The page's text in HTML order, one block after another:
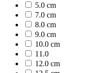
5.0 cm
7.0 cm
8.0 cm
9.0 cm
10.0 cm
11.0
12.0 cm